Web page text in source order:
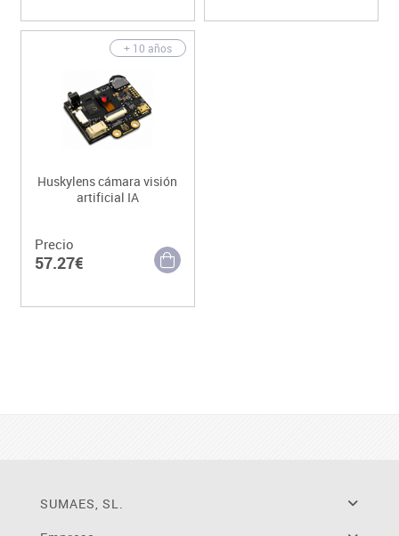
+ 10 años
Huskylens cámara visión
artificial IA
Precio
57.27€
SUMAES, SL.